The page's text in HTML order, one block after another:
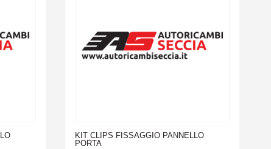
KIT CLIPS FISSAGGIO PANNELLO
PORTA